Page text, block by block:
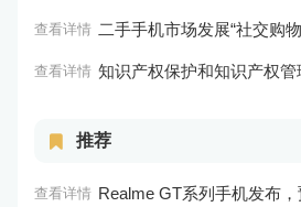
查看详情 二手手机市场发展“社交购物”模式，扩
查看详情 知识产权保护和知识产权管理保障二手手机
推荐
查看详情 Realme GT系列手机发布，预计搭载更